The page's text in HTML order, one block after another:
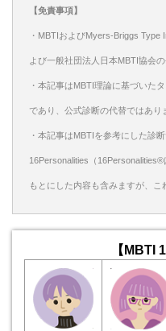
【免責事項】
・MBTIおよびMyers-Briggs
よび一般社団法人日本MBTI協会の
・本記事はMBTI理論に基づいた
であり、公式診断の代替ではあり
・本記事はMBTIを参考にした診
16Personalities（
もとにした内容も含みますが、こ
【MBTI